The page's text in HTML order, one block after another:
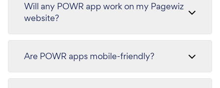
Will any POWR app work on my Pagewiz
website?
Are POWR apps mobile-friendly?